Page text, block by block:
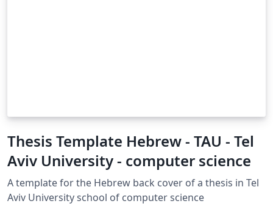
Thesis Template Hebrew - TAU - Tel
Aviv University - computer science
A template for the Hebrew back cover of a thesis in Tel
Aviv University school of computer science